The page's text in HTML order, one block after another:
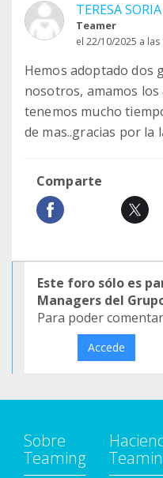
TERESA
Teamer
el 22/10/2025 a las
Hemos adoptado dos
nosotros, amamos
tenemos mucho
de mas..gracias por la
Comparte
Este foro sólo es
Managers del
Para poder
Accede
Sobre
Teaming